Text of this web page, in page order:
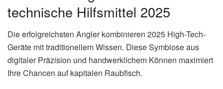
technische Hilfsmittel 2025
Die erfolgreichsten Angler kombinieren 2025 High-Tech-
Geräte mit traditionellem Wissen. Diese Symbiose aus
digitaler Präzision und handwerklichem Können maximiert
Ihre Chancen auf kapitalen Raubfisch.